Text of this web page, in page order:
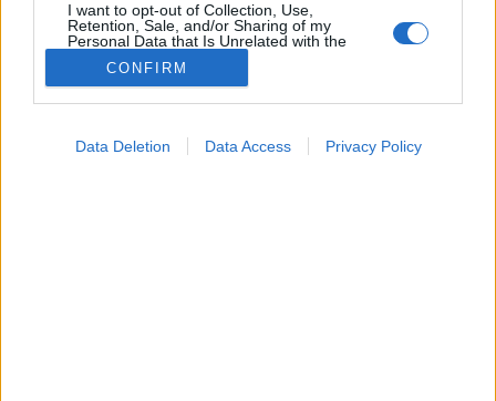
I want to opt-out of Collection, Use,
Retention, Sale, and/or Sharing of my
Personal Data that Is Unrelated with the
Purposes for which it was collected.
Opted Out
CONFIRM
Data Deletion Data Access Privacy Policy